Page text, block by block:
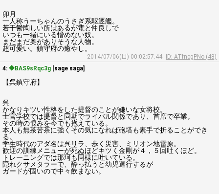
卯月
一人称うーちゃんのうさぎ系駆逐艦。
若干鬱陶しい所はあるが電と仲良しで
いつも一緒にいる憎めない奴。
まだまだ奥がありそうな人物。
超可愛い。鎮守府の癒やし。
2014/07/06(日) 00:02:57.44
ID: ATfncgPNo (48)
4: ◆BAS9sRqc3g [sage saga]
【呉鎮守府】
呉
かなりキツい性格をした提督のことが嫌いな女将校。
士官学校では提督と同期でライバル関係であり、首席で卒業。
その時の恨みを今でも抱えている。
本人も無茶苦茶に強くその気になれば砲塔も素手で折ることができ
る。
学生時代のアダ名は呉リラ、歩く災害、ミリオン地雷原。
歓迎の訓練メニューが死ぬほどキツく金剛が４，５回吐くほど。
トレーニングでは那珂も同様に吐いている。
隠れクサメタラーで、酔っ払うと幼児退行するが
ガードが固いので中々飲まない。